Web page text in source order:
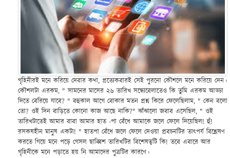
গৃহিনীরই মনে করিয়ে দেবার কথা, প্রত্যেকবারই সেই পুরনো কৌশলে মনে করিয়ে দেন।
কৌশলটা এরকম, " সামনের মাসের ২৬ তারিখ সন্ধ্যেবেলাতেও কি তুমি এরকম আড্ডা
দিতে বেরিয়ে যাবে? " বহুকাল আগে বোকার মতন প্রশ্ন কিরে ফেলেছিলাম, " কেন বলো
তো? ওই দিন বাড়িতে কোনো কাজ আছে নাকি?" ঝাঁঝালো জবাব এসেছিল, " ওই
তারিখটাতেই আমার বাবা আমার হাত -পা বেঁধে আমাকে জলে ফেলে দিয়েছিল! হুঁ!
রসকষহীন মানুষ একটা! " হাতপা বেঁধে জলে ফেলে দেওয়া প্রবচনটির তাৎপর্য বিশ্লেষণ
করতে গিয়ে মনে পড়ে গেসল ছাব্বিশ তারিখটির বিশেষত্বটি কি! তবে এবারে আর
গৃহিনীকে মনে পড়াতে হয় নি আমাদের পুত্রটির কারণে।